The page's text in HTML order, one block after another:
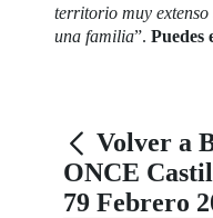
territorio muy extenso
una familia”.Puedes
Volver a
ONCE
79 Febrero